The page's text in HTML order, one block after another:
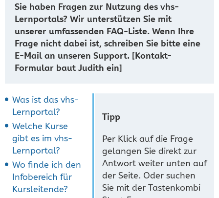
Sie haben Fragen zur Nutzung des vhs-
Lernportals? Wir unterstützen Sie mit
unserer umfassenden FAQ-Liste. Wenn Ihre
Frage nicht dabei ist, schreiben Sie bitte eine
E-Mail an unseren Support. [Kontakt-
Formular baut Judith ein]
Tipp
Per Klick auf die Frage
gelangen Sie direkt zur
Antwort weiter unten auf
der Seite. Oder suchen
Sie mit der Tastenkombi
Was ist das vhs-
Lernportal?
Welche Kurse
gibt es im vhs-
Lernportal?
Wo finde ich den
Infobereich für
Kursleitende?